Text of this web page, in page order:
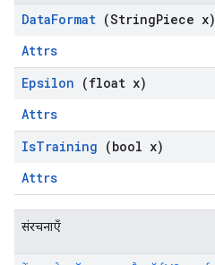
DataFormat (StringPiece x)
Attrs
Epsilon (float x)
Attrs
IsTraining (bool x)
Attrs
संरचनाएँ